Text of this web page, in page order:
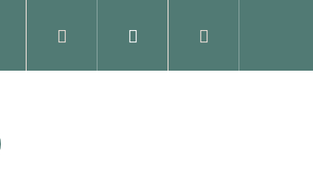
Prodejna Kontakty Blog
Přihlášení